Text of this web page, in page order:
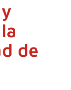
de